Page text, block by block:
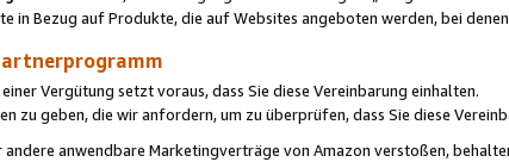
in Bezug auf Produkte, die auf Websites angeboten werden, bei
Vergütung setzt voraus, dass Sie diese Vereinbarung einhalten.
zu geben, die wir anfordern, um zu überprüfen, dass Sie diese
andere anwendbare Marketingverträge von Amazon verstoßen,